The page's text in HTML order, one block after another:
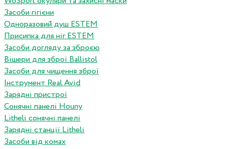
Засоби гігієни
Одноразовий душ ESTEM
Присипка для ніг ESTEM
Засоби догляду за зброєю
Вішери для зброї Ballistol
Засоби для чищення зброї
Інструмент Real Avid
Зарядні пристрої
Сонячні панелі Houny
Litheli сонячні панелі
Зарядні станції Litheli
Засоби від комах